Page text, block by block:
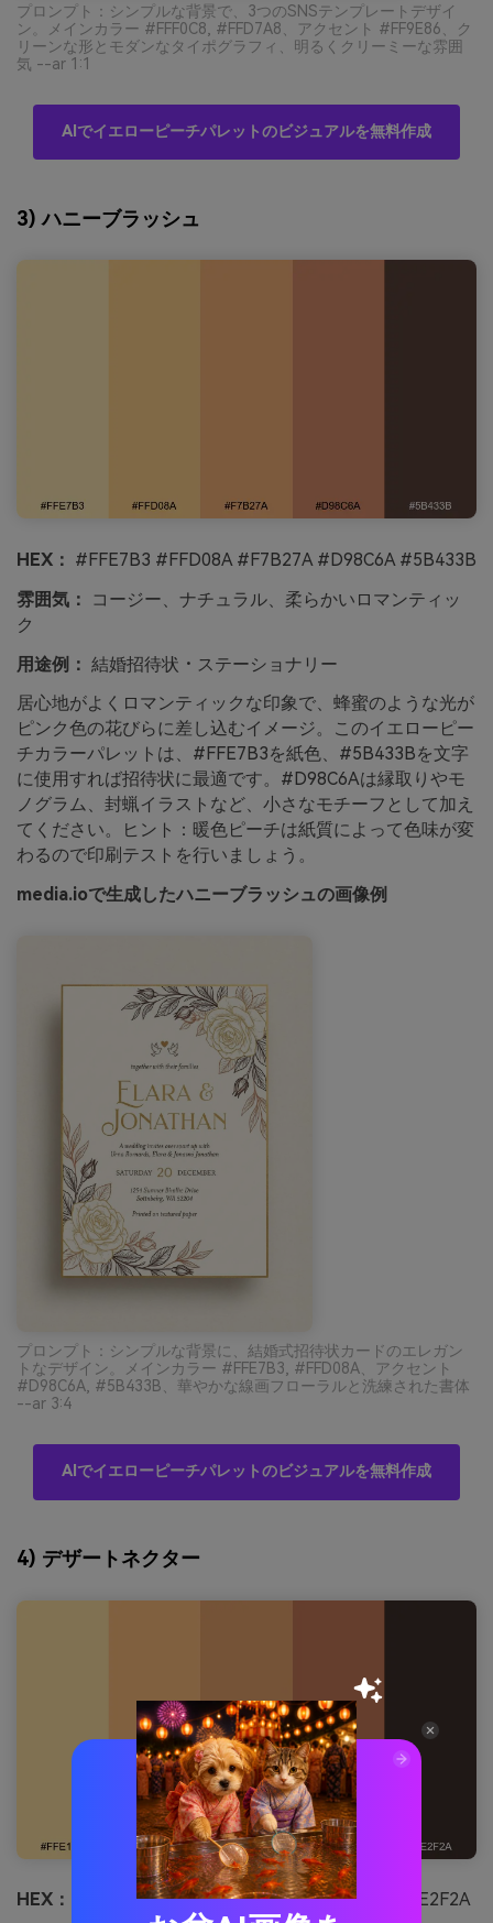
プロンプト：シンプルな背景で、3つのSNSテンプレートデザイ
ン。メインカラー #FFF0C8, #FFD7A8、アクセント #FF9E86、ク
リーンな形とモダンなタイポグラフィ、明るくクリーミーな雰囲
気 --ar 1:1
AIでイエローピーチパレットのビジュアルを無料作成
3) ハニーブラッシュ
HEX： #FFE7B3 #FFD08A #F7B27A #D98C6A #5B433B
雰囲気：
コージー、ナチュラル、柔らかいロマンティッ
ク
用途例： 結婚招待状・ステーショナリー
居心地がよくロマンティックな印象で、蜂蜜のような光が
ピンク色の花びらに差し込むイメージ。このイエローピー
チカラーパレットは、#FFE7B3を紙色、#5B433Bを文字
に使用すれば招待状に最適です。#D98C6Aは縁取りやモ
ノグラム、封蝋イラストなど、小さなモチーフとして加え
てください。ヒント：暖色ピーチは紙質によって色味が変
わるので印刷テストを行いましょう。
media.ioで生成したハニーブラッシュの画像例
プロンプト：シンプルな背景に、結婚式招待状カードのエレガン
トなデザイン。メインカラー #FFE7B3, #FFD08A、アクセント
#D98C6A, #5B433B、華やかな線画フローラルと洗練された書体
--ar 3:4
AIでイエローピーチパレットのビジュアルを無料作成
4) デザートネクター
HEX： #FFE1A3 #FFC07F #E9A36C #C77B58 #3E2F2A